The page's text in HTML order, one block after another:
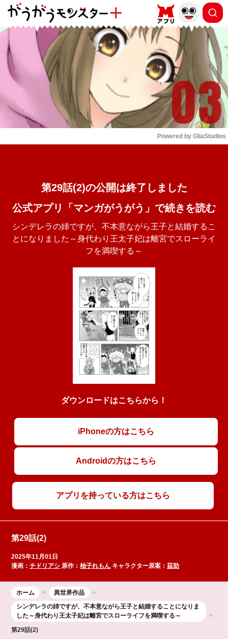
もっと読む
Powered by GliaStudios
第29話(2)の公開は終了しました
公式アプリ「マンガがうがう」で続きを読む
シンデレラの姉ですが、不本意ながら王子と結婚するこ
とになりました～身代わり王太子妃は離宮でスローライ
フを満喫する～
ダウンロードはこちらから！
iPhoneの方はこちら
Androidの方はこちら
アプリを持っている方はこちら
第29話(2)
2025年11月01日
漫画：チドリアシ 原作：柚子れもん キャラクター原案：茲助
ホーム
異世界作品
シンデレラの姉ですが、不本意ながら王子と結婚することになりま
した～身代わり王太子妃は離宮でスローライフを満喫する～
第29話(2)